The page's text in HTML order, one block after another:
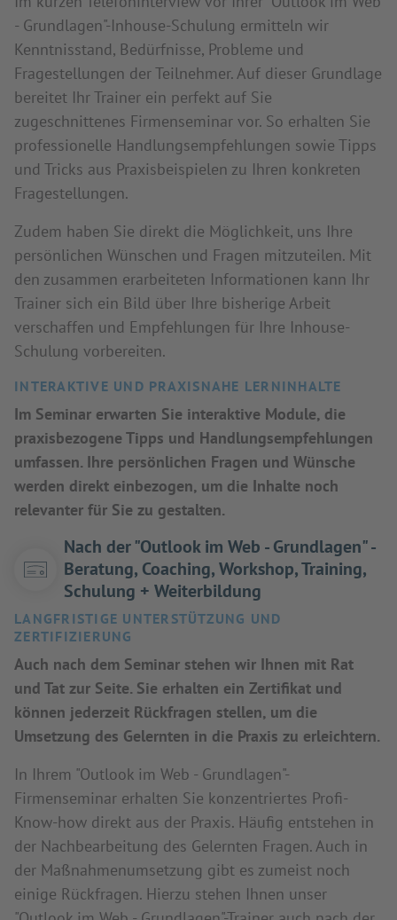
- Grundlagen"-Inhouse-Schulung ermitteln wir
Kenntnisstand, Bedürfnisse, Probleme und
Fragestellungen der Teilnehmer. Auf dieser Grundlage
bereitet Ihr Trainer ein perfekt auf Sie
zugeschnittenes Firmenseminar vor. So erhalten Sie
professionelle Handlungsempfehlungen sowie Tipps
und Tricks aus Praxisbeispielen zu Ihren konkreten
Fragestellungen.
Zudem haben Sie direkt die Möglichkeit, uns Ihre
persönlichen Wünschen und Fragen mitzuteilen. Mit
den zusammen erarbeiteten Informationen kann Ihr
Trainer sich ein Bild über Ihre bisherige Arbeit
verschaffen und Empfehlungen für Ihre Inhouse-
Schulung vorbereiten.
INTERAKTIVE UND PRAXISNAHE LERNINHALTE
Im Seminar erwarten Sie interaktive Module, die
praxisbezogene Tipps und Handlungsempfehlungen
umfassen. Ihre persönlichen Fragen und Wünsche
werden direkt einbezogen, um die Inhalte noch
relevanter für Sie zu gestalten.
Nach der "Outlook im Web - Grundlagen" -
Beratung, Coaching, Workshop, Training,
Schulung + Weiterbildung
LANGFRISTIGE UNTERSTÜTZUNG UND
ZERTIFIZIERUNG
Auch nach dem Seminar stehen wir Ihnen mit Rat
und Tat zur Seite. Sie erhalten ein Zertifikat und
können jederzeit Rückfragen stellen, um die
Umsetzung des Gelernten in die Praxis zu erleichtern.
In Ihrem "Outlook im Web - Grundlagen"-
Firmenseminar erhalten Sie konzentriertes Profi-
Know-how direkt aus der Praxis. Häufig entstehen in
der Nachbearbeitung des Gelernten Fragen. Auch in
der Maßnahmenumsetzung gibt es zumeist noch
einige Rückfragen. Hierzu stehen Ihnen unser